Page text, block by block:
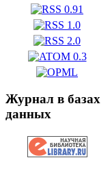
Журнал в базах
данных